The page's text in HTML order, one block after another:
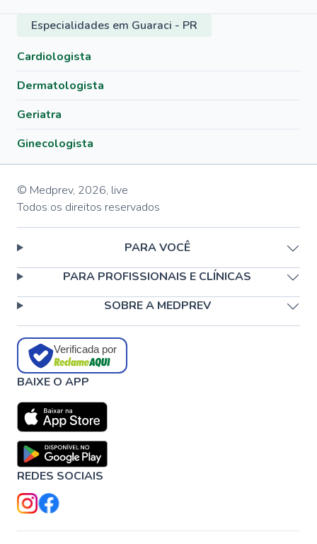
Especialidades em Guaraci - PR
Cardiologista
Dermatologista
Geriatra
Ginecologista
© Medprev, 2026, live
Todos os direitos reservados
PARA VOCÊ
PARA PROFISSIONAIS E CLÍNICAS
SOBRE A MEDPREV
Verificada por
BAIXE O APP
REDES SOCIAIS